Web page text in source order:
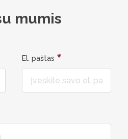
mumis
El. paštas